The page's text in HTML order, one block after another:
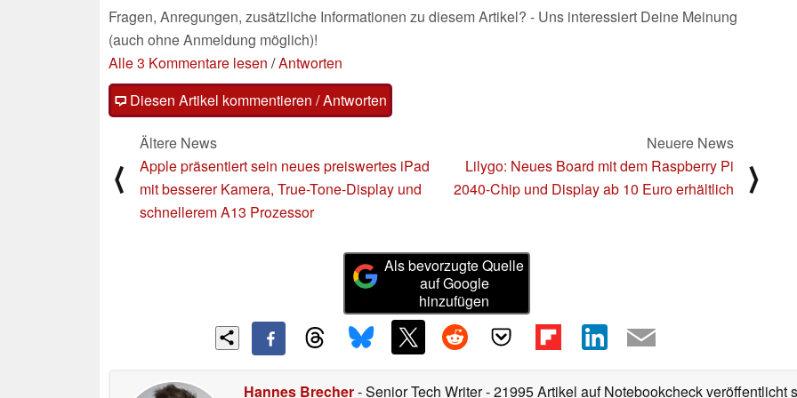
Fragen, Anregungen, zusätzliche Informationen zu diesem Artikel? - Uns interessiert Deine Meinung
(auch ohne Anmeldung möglich)!
Alle 3 Kommentare lesen /Antworten
Diesen Artikel kommentieren / Antworten
⟨
Ältere News
Apple präsentiert sein neues preiswertes iPad
mit besserer Kamera, True-Tone-Display und
schnellerem A13 Prozessor
Neuere News
Lilygo: Neues Board mit dem Raspberry Pi
2040-Chip und Display ab 10 Euro erhältlich
⟩
Als bevorzugte Quelle
auf Google
hinzufügen
Hannes Brecher- Senior Tech Writer- 21995 Artikel auf Notebookcheck veröffentlicht